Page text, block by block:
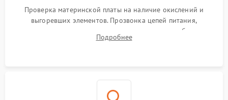
Проверка материнской платы на наличие окислений и
выгоревших элементов. Прозвонка цепей питания,
тестирование приводных моторов колес и турбины
всасывания. Оценка состояния оптических и инфракрасных
Подробнее